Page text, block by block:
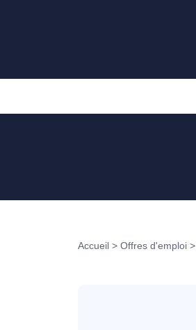
Accueil > Offres d'emploi >